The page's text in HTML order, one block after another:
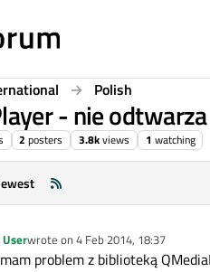
Polish
- nie
2 posters 3.8kviews 1 watching
wrote on 4 Feb 2014, 18:37
last edited by
problem z biblioteką